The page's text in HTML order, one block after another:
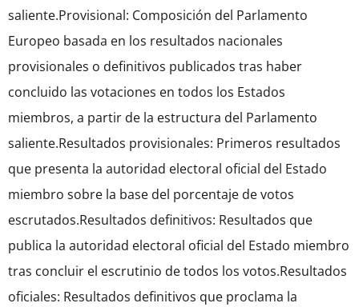
saliente.Provisional: Composición del Parlamento
Europeo basada en los resultados nacionales
provisionales o definitivos publicados tras haber
concluido las votaciones en todos los Estados
miembros, a partir de la estructura del Parlamento
saliente.Resultados provisionales: Primeros resultados
que presenta la autoridad electoral oficial del Estado
miembro sobre la base del porcentaje de votos
escrutados.Resultados definitivos: Resultados que
publica la autoridad electoral oficial del Estado miembro
tras concluir el escrutinio de todos los votos.Resultados
oficiales: Resultados definitivos que proclama la